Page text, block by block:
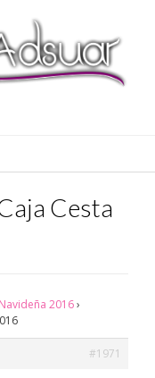
Cesta
2016›
#1971